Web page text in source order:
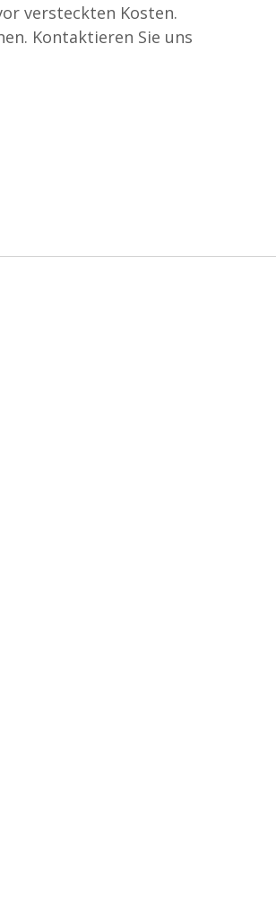
versteckten Kosten.
Kontaktieren Sie uns